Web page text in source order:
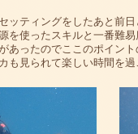
ッティングをしたあと前
を使ったスキルと一番難
あったのでここのポイン
も見られて楽しい時間を過